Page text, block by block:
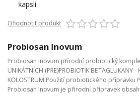
Ohodnotit produkt
Probiosan Inovum
Probiosan Inovum přírodní probiotický
UNIKÁTNÍCH (PRE)PROBIOTIK BETAGLUKANY -
KOLOSTRUM Použití probiotického přípravku
Probiosan Inovum je přírodní přípravek